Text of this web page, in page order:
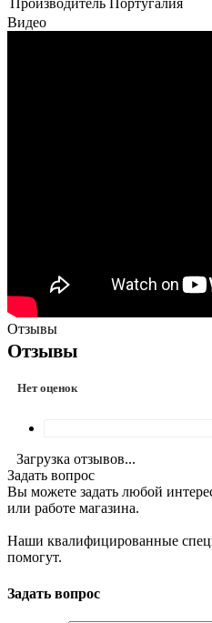
Производитель Португалия
Видео
Отзывы
Отзывы
Нет оценок
Загрузка отзывов...
Задать вопрос
Вы можете задать любой
или работе магазина.
Наши квалифицированные
помогут.
Задать вопрос